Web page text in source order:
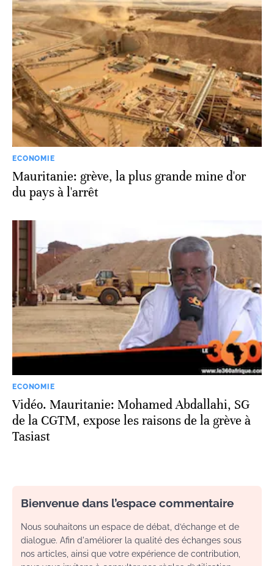
ECONOMIE
Mauritanie: grève, la plus grande mine d'or
du pays à l'arrêt
ECONOMIE
Vidéo. Mauritanie: Mohamed Abdallahi, SG
de la CGTM, expose les raisons de la grève à
Tasiast
Bienvenue dans l’espace commentaire
Nous souhaitons un espace de débat, d’échange et de
dialogue. Afin d'améliorer la qualité des échanges sous
nos articles, ainsi que votre expérience de contribution,